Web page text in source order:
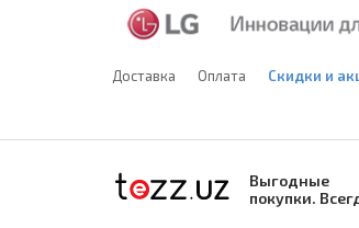
Доставка Оплата Скидки и
Выгодные
покупки.